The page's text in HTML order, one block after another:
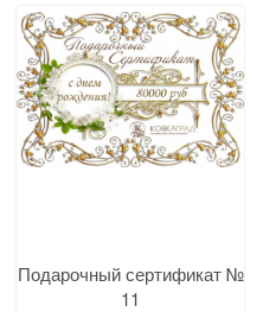
Подарочный сертификат №
11